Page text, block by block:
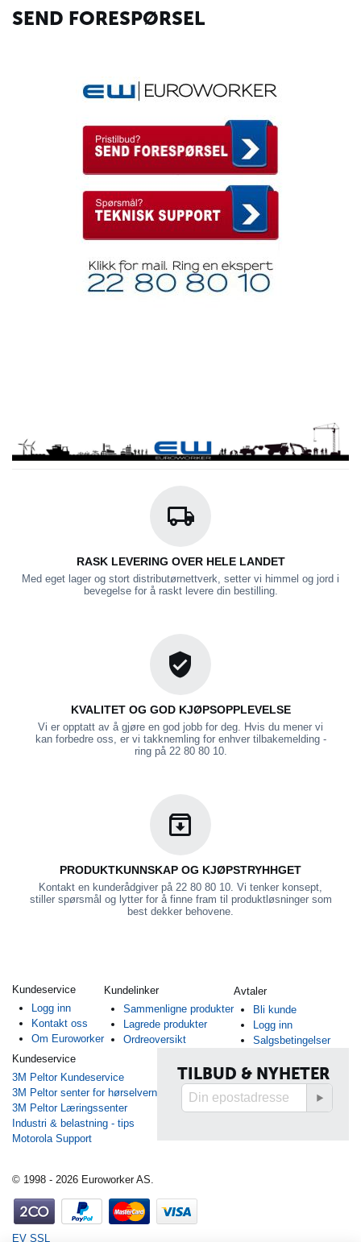
SEND FORESPØRSEL
RASK LEVERING OVER HELE LANDET
Med eget lager og stort distributørnettverk, setter vi himmel og jord i
bevegelse for å raskt levere din bestilling.
KVALITET OG GOD KJØPSOPPLEVELSE
Vi er opptatt av å gjøre en god jobb for deg. Hvis du mener vi
kan forbedre oss, er vi takknemling for enhver tilbakemelding -
ring på 22 80 80 10.
PRODUKTKUNNSKAP OG KJØPSTRYHHGET
Kontakt en kunderådgiver på 22 80 80 10. Vi tenker konsept,
stiller spørsmål og lytter for å finne fram til produktløsninger som
best dekker behovene.
Kundeservice
Logg inn
Kontakt oss
Om Euroworker
Kundelinker
Sammenligne produkter
Lagrede produkter
Ordreoversikt
Avtaler
Bli kunde
Logg inn
Salgsbetingelser
Kundeservice
3M Peltor Kundeservice
3M Peltor senter for hørselvern
3M Peltor Læringssenter
Industri & belastning - tips
Motorola Support
TILBUD & NYHETER
© 1998 - 2026 Euroworker AS.
EV SSL